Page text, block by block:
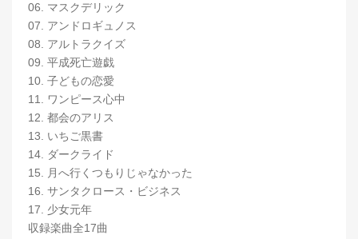
06. マスクデリック
07. アンドロギュノス
08. アルトラクイズ
09. 平成死亡遊戯
10. 子どもの恋愛
11. ワンピース心中
12. 都会のアリス
13. いちご黒書
14. ダークライド
15. 月へ行くつもりじゃなかった
16. サンタクロース・ビジネス
17. 少女元年
収録楽曲全17曲